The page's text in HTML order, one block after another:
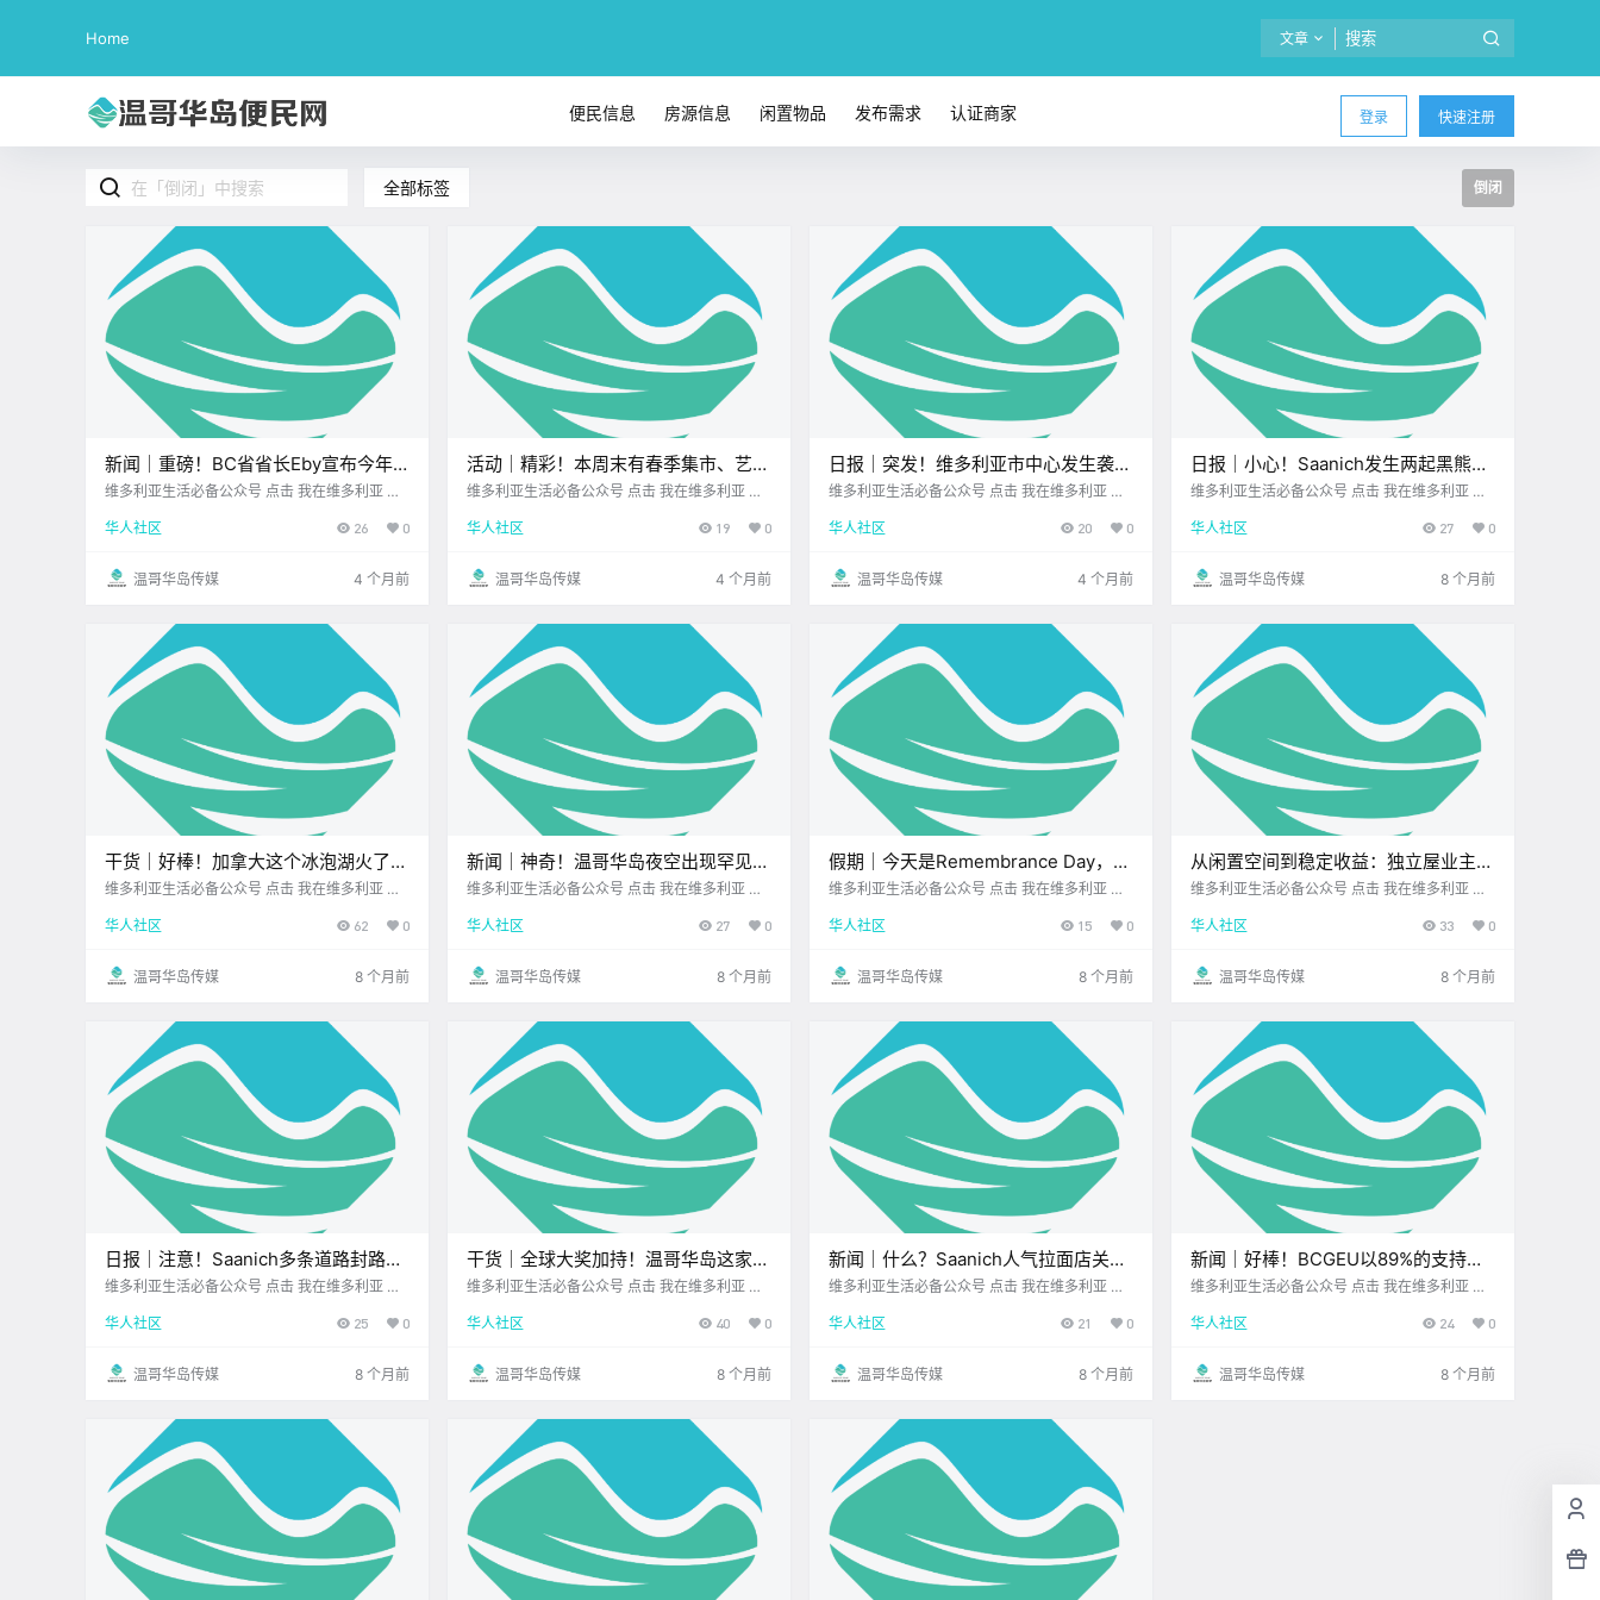
Home 文章
登录 快速注册
便民信息 房源信息 闲置物品 发布需求 认证商家
全部标签 倒闭
新闻｜重磅！BC省省长Eby宣布今年
访华！维多利亚老牌爵士乐圣地要关门
维多利亚生活必备公众号 点击 我在维多利亚 关
五好呀~ 忙碌了一周 终于迎来了惬意的周末前奏
华人社区 26 0
温哥华岛传媒 4 个月前
活动｜精彩！本周末有春季集市、艺术
工作坊、马戏表演、悬疑剧、创意亲子
维多利亚生活必备公众号 点击 我在维多利亚 关
暖花开 本周末的维多利亚活力全开！ 城市的每
华人社区 19 0
温哥华岛传媒 4 个月前
日报｜突发！维多利亚市中心发生袭击
事件！维多利亚知名印尼餐厅即将闭
维多利亚生活必备公众号 点击 我在维多利亚 关
26年3月20日 农历2月2日 星期五 双鱼座 < 今
华人社区 20 0
温哥华岛传媒 4 个月前
日报｜小心！Saanich发生两起黑熊目
击事件！一女子在维多利亚市中心行窃
维多利亚生活必备公众号 点击 我在维多利亚 关
25年11月10日 农历9月21日 星期一 天蝎座 <
华人社区 27 0
温哥华岛传媒 8 个月前
干货｜好棒！加拿大这个冰泡湖火了！
梦幻得像被冻住的星空！
维多利亚生活必备公众号 点击 我在维多利亚 关
维多利亚总让人忘了 原来加拿大的另一边 正在
神.
华人社区 62 0
温哥华岛传媒 8 个月前
新闻｜神奇！温哥华岛夜空出现罕见
“月亮彩虹”！维多利亚老牌中餐馆关
维多利亚生活必备公众号 点击 我在维多利亚 关
一好呀~ 新的一周上线 不过明天又要放假了 相
华人社区 27 0
温哥华岛传媒 8 个月前
假期｜今天是Remembrance Day，让
我们一起铭记与感恩！
维多利亚生活必备公众号 点击 我在维多利亚 关
1月11日 加拿大都会迎来 一个庄严而宁静的日子
市.
华人社区 15 0
温哥华岛传媒 8 个月前
从闲置空间到稳定收益：独立屋业主的
聪明做法！
维多利亚生活必备公众号 点击 我在维多利亚 关
筑集团新屋建筑项目 在房贷和生活成本都不断
考：房子除了.
华人社区 33 0
温哥华岛传媒 8 个月前
日报｜注意！Saanich多条道路封路施
工，将持续至明年春天！BC Hydro开
维多利亚生活必备公众号 点击 我在维多利亚 关
5年11月12日 农历9月23日 星期三 天蝎座 < 今
华人社区 25 0
温哥华岛传媒 8 个月前
干货｜全球大奖加持！温哥华岛这家
“野奢秘境”又上榜了！
维多利亚生活必备公众号 点击 我在维多利亚 关
最近看到 Fodor’s Travel公布的 全球最佳酒店榜
Wi.
华人社区 40 0
温哥华岛传媒 8 个月前
新闻｜什么？Saanich人气拉面店关门
了！原址要开越南粉店？BC省颁布新
维多利亚生活必备公众号 点击 我在维多利亚 关
三好呀~ 假期后的 第一个工作日赶上周三 大家
远了.
华人社区 21 0
温哥华岛传媒 8 个月前
新闻｜好棒！BCGEU以89%的支持率
通过与省府的新协议！快来维多利亚蝴
维多利亚生活必备公众号 点击 我在维多利亚 关
四好呀~ 这一周也悄悄 走到后半段了 不妨跟博
华人社区 24 0
温哥华岛传媒 8 个月前